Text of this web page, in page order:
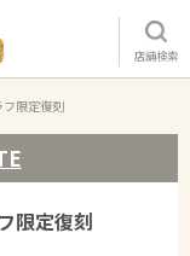
店舗検索
フ限定復刻
限定復刻